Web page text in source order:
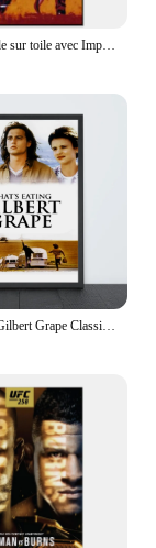
Peinture à l'huile sur toile avec Impression de danseur Flamenco, peinture à l'huile de haute qualité peinte à la main
What's Eating Gilbert Grape Classic Movie Poster, Art Cover, Star Photo Print, Appartement, Home Decor, Wall Painting, No Frame, 1993